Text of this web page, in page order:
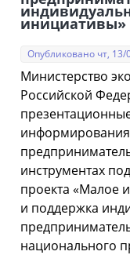
инициативы»
Опубликовано чт,
Министерство
Российской
информирования
инструментах
проекта «Малое
и поддержка
национального